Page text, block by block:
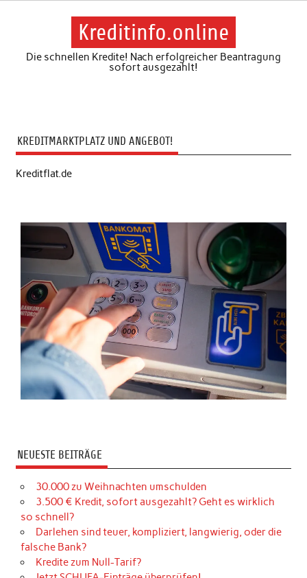
Skip
Kreditinfo.online
Die schnellen Kredite! Nach erfolgreicher Beantragung
sofort ausgezahlt!
KREDITMARKTPLATZ UND ANGEBOT!
Kreditflat.de
NEUESTE BEITRÄGE
30.000 zu Weihnachten umschulden
3.500 € Kredit, sofort ausgezahlt? Geht es wirklich
so schnell?
Darlehen sind teuer, kompliziert, langwierig, oder die
falsche Bank?
Kredite zum Null-Tarif?